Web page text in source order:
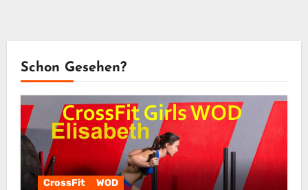
Schon Gesehen?
CrossFit WOD